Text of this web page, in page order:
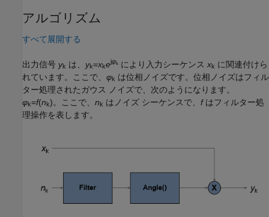
アルゴリズム
すべて展開する
出力信号 yk は、 yk=xkejφk により入力シーケンス xk に関連付けら
れています。ここで、 φk は位相ノイズです。位相ノイズはフィル
ター処理されたガウス ノイズで、次のようになります。
φk=f(nk)。ここで、 nk はノイズ シーケンスで、 fはフィルター処
理操作を表します。